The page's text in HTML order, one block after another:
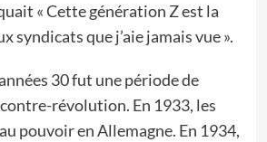
« Cette génération Z est la
syndicats que j’aie jamais vue ».
30 fut une période de
révolution. En 1933, les
pouvoir en Allemagne. En 1934,